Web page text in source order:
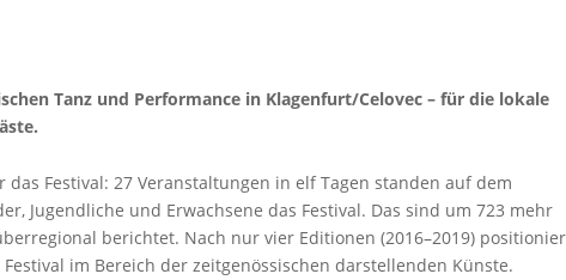
Tanz und Performance in Klagenfurt/Celovec – für die lokale
Festival: 27 Veranstaltungen in elf Tagen standen auf dem
Jugendliche und Erwachsene das Festival. Das sind um 723 mehr
berichtet. Nach nur vier Editionen (2016–2019)
Festival im Bereich der zeitgenössischen darstellenden Künste.